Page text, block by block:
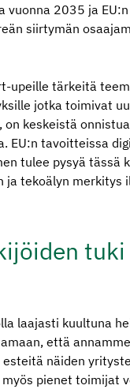
vuonna 2035 ja
siirtymän
upeille tärkeitä
jotka toimivat
on keskeistä
EU:n tavoitteissa
tulee pysyä tässä
ja tekoälyn
laajasti kuultuna
että
näiden
pienet toimijat